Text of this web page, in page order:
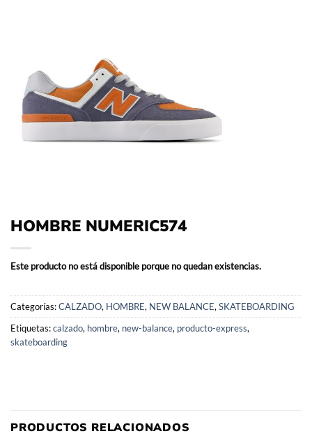
HOMBRE NUMERIC574
Este producto no está disponible porque no quedan existencias.
Categorías:CALZADO, HOMBRE, NEW BALANCE, SKATEBOARDING
Etiquetas:calzado, hombre, new-balance, producto-express,
skateboarding
PRODUCTOS RELACIONADOS